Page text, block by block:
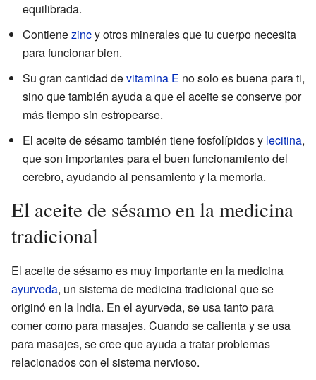
equilibrada.
Contienezincy otros minerales que tu cuerpo necesita
para funcionar bien.
Su gran cantidad devitamina E no solo es buena para ti,
sino que también ayuda a que el aceite se conserve por
más tiempo sin estropearse.
El aceite de sésamo también tiene fosfolípidos y lecitina,
que son importantes para el buen funcionamiento del
cerebro, ayudando al pensamiento y la memoria.
El aceite de sésamo en la medicina
tradicional
El aceite de sésamo es muy importante en la medicina
ayurveda, un sistema de medicina tradicional que se
originó en la India. En el ayurveda, se usa tanto para
comer como para masajes. Cuando se calienta y se usa
para masajes, se cree que ayuda a tratar problemas
relacionados con el sistema nervioso.